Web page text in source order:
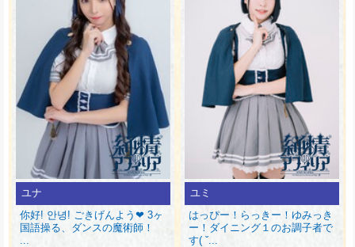
ユナ
你好! 안녕! ごきげんよう❤ 3ヶ
国語操る、ダンスの魔術師！
ユミ
はっぴー！らっきー！ゆみっき
ー！ダイニング１のお調子者で
す( ˇ...